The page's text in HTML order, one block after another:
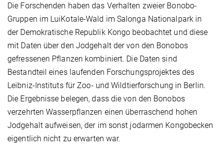
Die Forschenden haben das Verhalten zweier Bonobo-
Gruppen im LuiKotale-Wald im Salonga Nationalpark in
der Demokratische Republik Kongo beobachtet und diese
mit Daten über den Jodgehalt der von den Bonobos
gefressenen Pflanzen kombiniert. Die Daten sind
Bestandteil eines laufenden Forschungsprojektes des
Leibniz-Instituts für Zoo- und Wildtierforschung in Berlin.
Die Ergebnisse belegen, dass die von den Bonobos
verzehrten Wasserpflanzen einen überraschend hohen
Jodgehalt aufweisen, der im sonst jodarmen Kongobecken
eigentlich nicht zu erwarten war.